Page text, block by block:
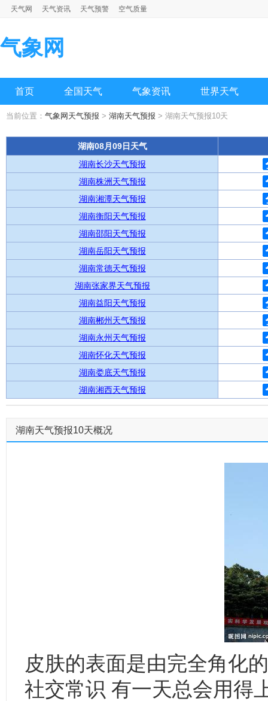
天气网 天气资讯 天气预警 空气质量
气象网
首页 全国天气 气象资讯 世界天气
当前位置： 气象网天气预报 > 湖南天气预报 > 湖南天气预报10天
湖南08月09日天气
湖南长沙天气预报
湖南株洲天气预报
湖南湘潭天气预报
湖南衡阳天气预报
湖南邵阳天气预报
湖南岳阳天气预报
湖南常德天气预报
湖南张家界天气预报
湖南益阳天气预报
湖南郴州天气预报
湖南永州天气预报
湖南怀化天气预报
湖南娄底天气预报
湖南湘西天气预报
湖南天气预报10天概况
皮肤的表面是由完全角化
社交常识 有一天总会用得